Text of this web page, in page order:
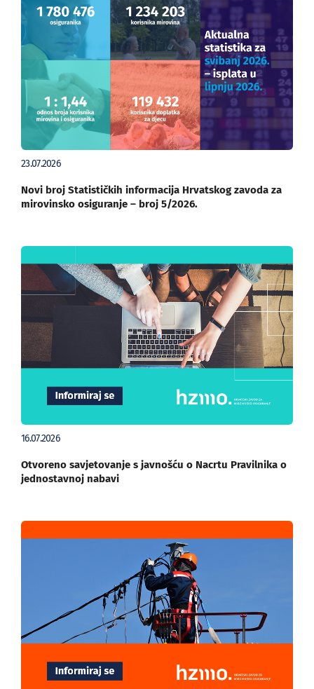
23.07.2026
Novi broj Statističkih informacija Hrvatskog zavoda za
mirovinsko osiguranje – broj 5/2026.
16.07.2026
Otvoreno savjetovanje s javnošću o Nacrtu Pravilnika o
jednostavnoj nabavi